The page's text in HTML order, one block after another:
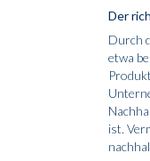
Der
Durch
etwa
ist.